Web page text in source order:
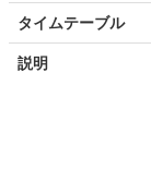
タイムテーブル
説明